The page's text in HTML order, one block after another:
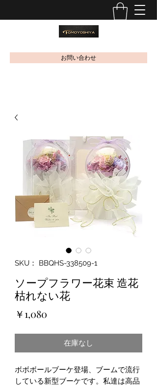
お問い合わせ
SKU： BBQHS-338509-1
ソープフラワー花束 造花
枯れない花
￥1,080
在庫なし
ボボボールブーケ登場、ブームで流行
している新型ブーケです。私達は高品